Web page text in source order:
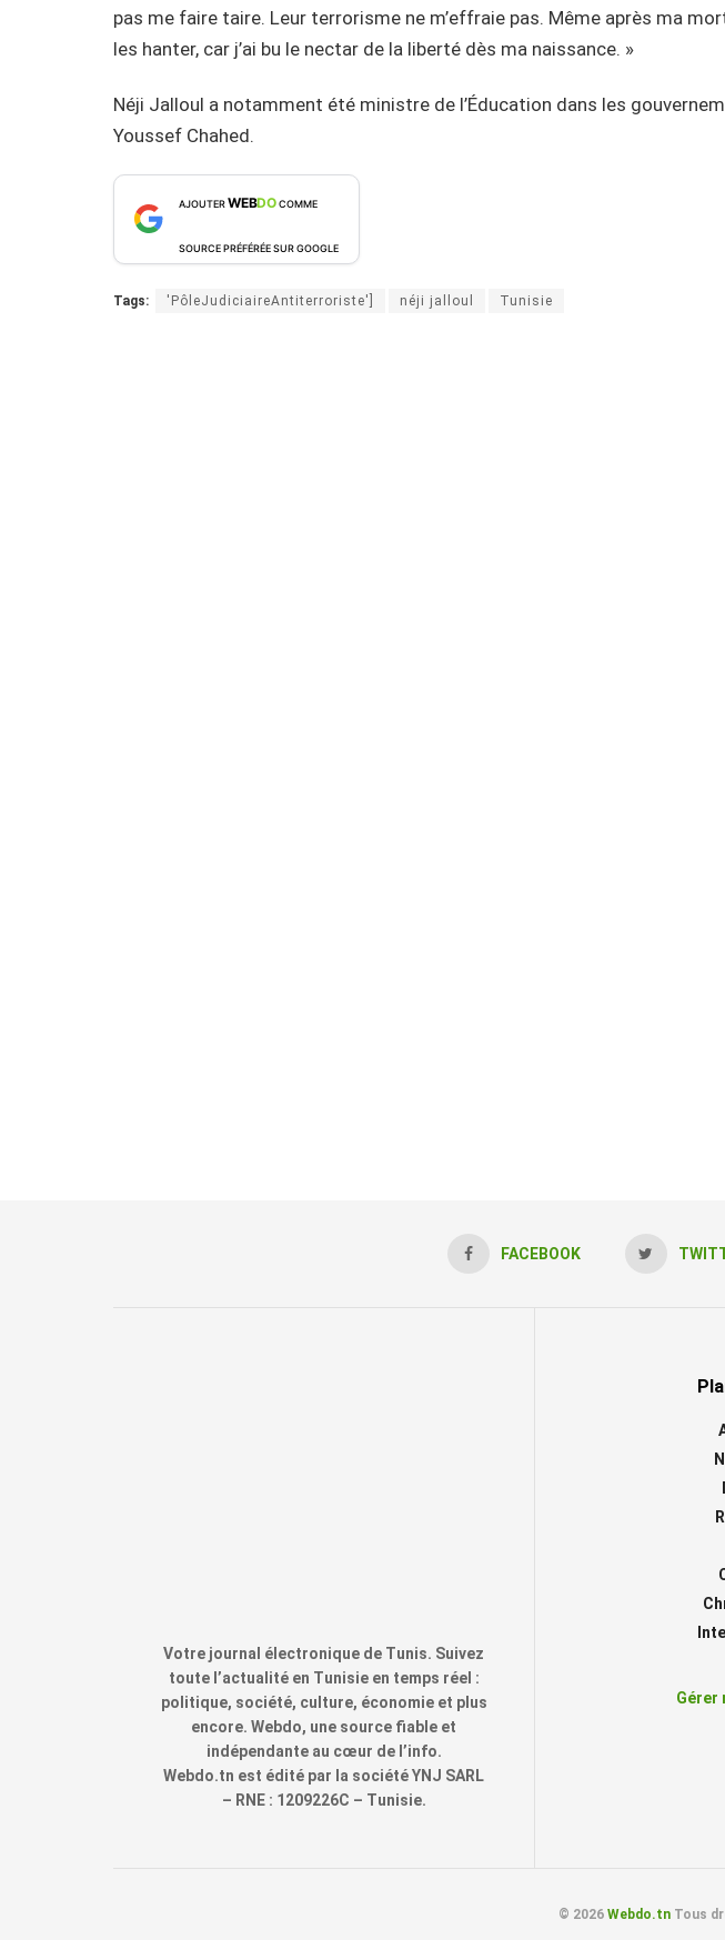
pas me faire taire. Leur terrorisme ne m’effraie pas. Même après ma
les hanter, car j’ai bu le nectar de la liberté dès ma naissance. »
Néji Jalloul a notamment été ministre de l’Éducation dans les
Youssef Chahed.
AJOUTERWEBDOCOMME
SOURCE PRÉFÉRÉE SUR GOOGLE
Tags: 'PôleJudiciaireAntiterroriste'] néji jalloul Tunisie
FACEBOOK
Votre journal électronique de Tunis. Suivez
toute l’actualité en Tunisie en temps réel :
politique, société, culture, économie et plus
encore. Webdo, une source fiable et
indépendante au cœur de l’info.
Webdo.tn est édité par la société YNJ SARL
– RNE : 1209226C – Tunisie.
Gérer
© 2026 Webdo.tnTous